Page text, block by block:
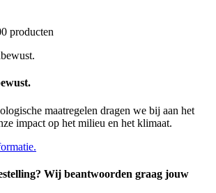
producten
maatregelen dragen we bij aan het
impact op het milieu en het klimaat.
Wij beantwoorden graag jouw